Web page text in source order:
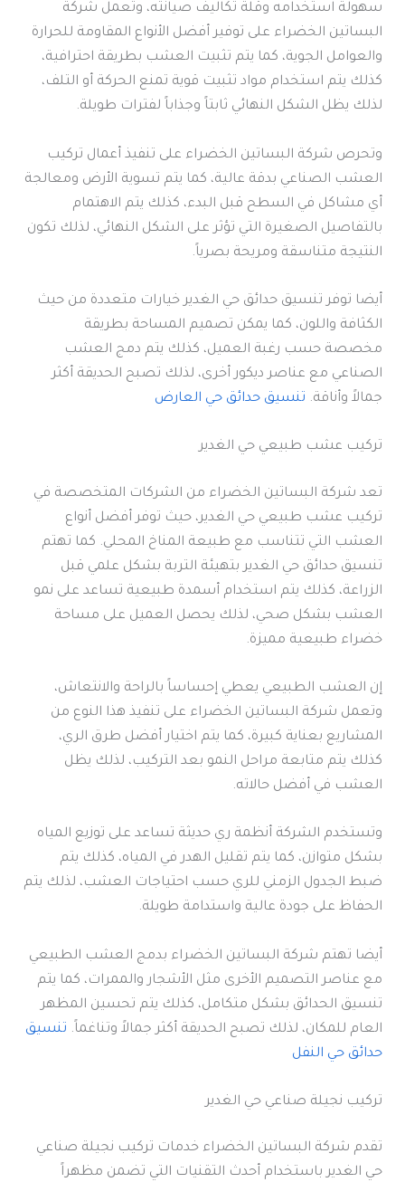
سهولة استخدامه وقلة تكاليف صيانته، وتعمل شركة
البساتين الخضراء على توفير أفضل الأنواع المقاومة للحرارة
والعوامل الجوية، كما يتم تثبيت العشب بطريقة احترافية،
كذلك يتم استخدام مواد تثبيت قوية تمنع الحركة أو التلف،
لذلك يظل الشكل النهائي ثابتاً وجذاباً لفترات طويلة.
وتحرص شركة البساتين الخضراء على تنفيذ أعمال تركيب
العشب الصناعي بدقة عالية، كما يتم تسوية الأرض ومعالجة
أي مشاكل في السطح قبل البدء، كذلك يتم الاهتمام
بالتفاصيل الصغيرة التي تؤثر على الشكل النهائي، لذلك تكون
النتيجة متناسقة ومريحة بصرياً.
أيضا توفر تنسيق حدائق حي الغدير خيارات متعددة من حيث
الكثافة واللون، كما يمكن تصميم المساحة بطريقة
مخصصة حسب رغبة العميل، كذلك يتم دمج العشب
الصناعي مع عناصر ديكور أخرى، لذلك تصبح الحديقة أكثر
جمالاً وأناقة. تنسيق حدائق حي العارض
تركيب عشب طبيعي حي الغدير
تعد شركة البساتين الخضراء من الشركات المتخصصة في
تركيب عشب طبيعي حي الغدير، حيث توفر أفضل أنواع
العشب التي تتناسب مع طبيعة المناخ المحلي. كما تهتم
تنسيق حدائق حي الغدير بتهيئة التربة بشكل علمي قبل
الزراعة، كذلك يتم استخدام أسمدة طبيعية تساعد على نمو
العشب بشكل صحي، لذلك يحصل العميل على مساحة
خضراء طبيعية مميزة.
إن العشب الطبيعي يعطي إحساساً بالراحة والانتعاش،
وتعمل شركة البساتين الخضراء على تنفيذ هذا النوع من
المشاريع بعناية كبيرة، كما يتم اختيار أفضل طرق الري،
كذلك يتم متابعة مراحل النمو بعد التركيب، لذلك يظل
العشب في أفضل حالاته.
وتستخدم الشركة أنظمة ري حديثة تساعد على توزيع المياه
بشكل متوازن، كما يتم تقليل الهدر في المياه، كذلك يتم
ضبط الجدول الزمني للري حسب احتياجات العشب، لذلك يتم
الحفاظ على جودة عالية واستدامة طويلة.
أيضا تهتم شركة البساتين الخضراء بدمج العشب الطبيعي
مع عناصر التصميم الأخرى مثل الأشجار والممرات، كما يتم
تنسيق الحدائق بشكل متكامل، كذلك يتم تحسين المظهر
العام للمكان، لذلك تصبح الحديقة أكثر جمالاً وتناغماً. تنسيق
حدائق حي النفل
تركيب نجيلة صناعي حي الغدير
تقدم شركة البساتين الخضراء خدمات تركيب نجيلة صناعي
حي الغدير باستخدام أحدث التقنيات التي تضمن مظهراً